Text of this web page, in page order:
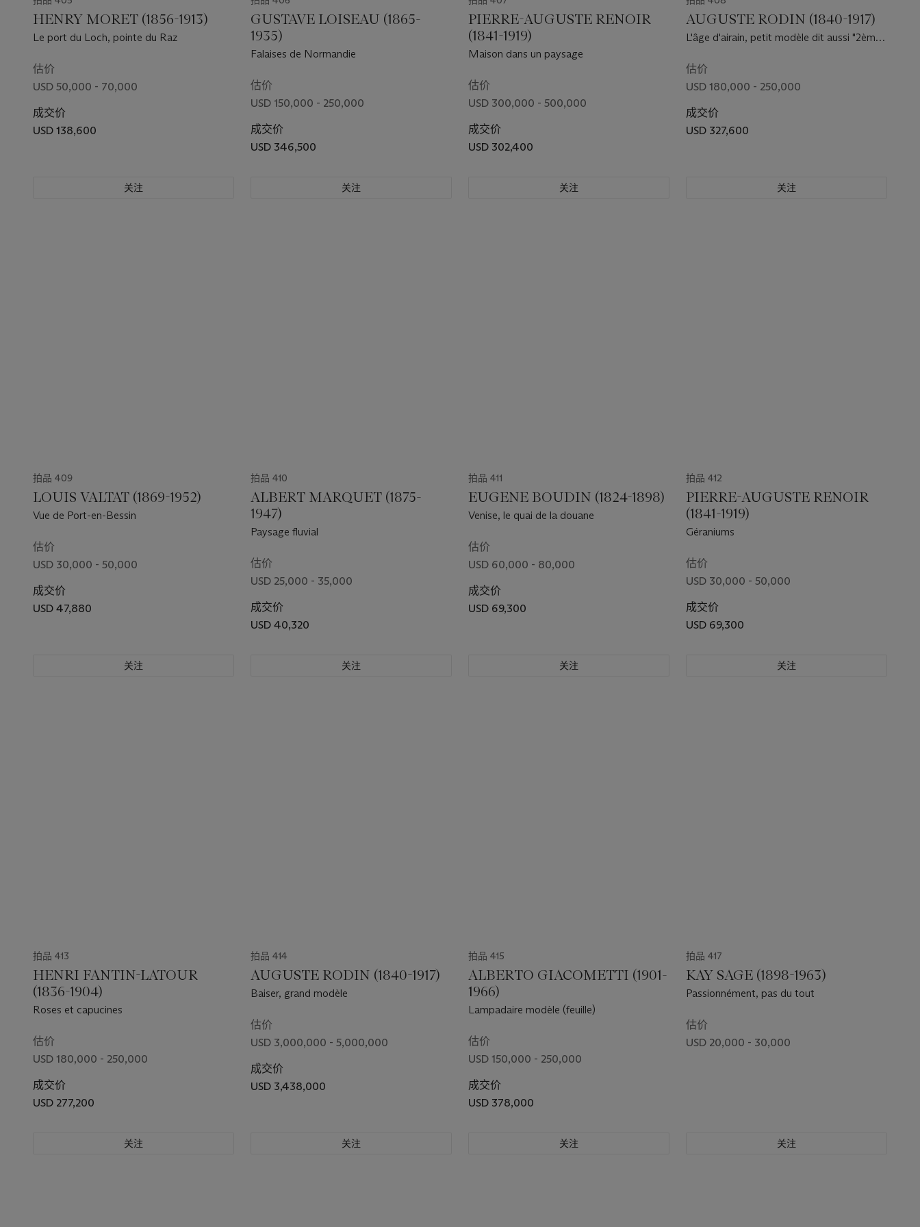
HENRY MORET (1856-1913)
Le port du Loch, pointe du Raz
估价
USD 50,000 - 70,000
成交价
USD 138,600
关注
GUSTAVE LOISEAU (1865-
1935)
Falaises de Normandie
估价
USD 150,000 - 250,000
成交价
USD 346,500
关注
PIERRE-AUGUSTE RENOIR
(1841-1919)
Maison dans un paysage
估价
USD 300,000 - 500,000
成交价
USD 302,400
关注
AUGUSTE RODIN (1840-1917)
L'âge d'airain, petit modèle dit aussi "2ème
估价
USD 180,000 - 250,000
成交价
USD 327,600
关注
拍品 409
LOUIS VALTAT (1869-1952)
Vue de Port-en-Bessin
估价
USD 30,000 - 50,000
成交价
USD 47,880
关注
拍品 410
ALBERT MARQUET (1875-
1947)
Paysage fluvial
估价
USD 25,000 - 35,000
成交价
USD 40,320
关注
拍品 411
EUGENE BOUDIN (1824-1898)
Venise, le quai de la douane
估价
USD 60,000 - 80,000
成交价
USD 69,300
关注
拍品 412
PIERRE-AUGUSTE RENOIR
(1841-1919)
Géraniums
估价
USD 30,000 - 50,000
成交价
USD 69,300
关注
拍品 413
HENRI FANTIN-LATOUR
(1836-1904)
Roses et capucines
估价
USD 180,000 - 250,000
成交价
USD 277,200
关注
拍品 414
AUGUSTE RODIN (1840-1917)
Baiser, grand modèle
估价
USD 3,000,000 - 5,000,000
成交价
USD 3,438,000
关注
拍品 415
ALBERTO GIACOMETTI (1901-
1966)
Lampadaire modèle (feuille)
估价
USD 150,000 - 250,000
成交价
USD 378,000
关注
拍品 417
KAY SAGE (1898-1963)
Passionnément, pas du tout
估价
USD 20,000 - 30,000
关注